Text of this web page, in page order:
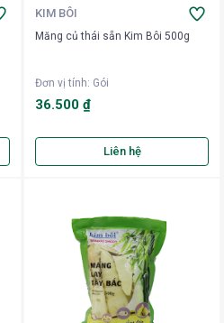
KIM BÔI
Măng củ thái sẵn Kim Bôi 500g
Đơn vị tính: Gói
36.500 ₫
Liên hệ